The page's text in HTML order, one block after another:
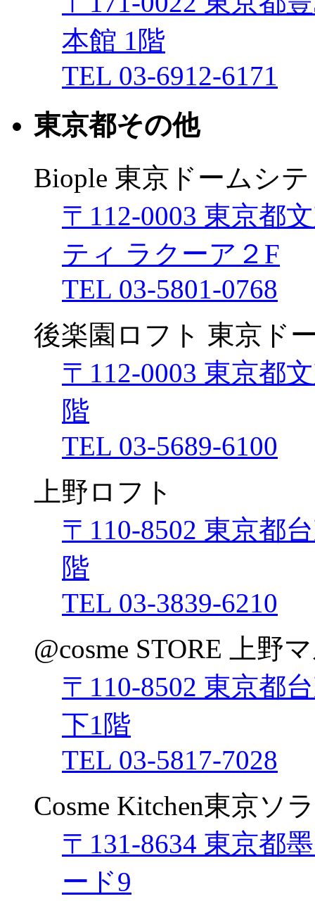
本館 1階
TEL 03-6912-6171
東京都その他
Biople 東京ドームシ
〒112-0003 東京都
ティ ラクーア２F
TEL 03-5801-0768
後楽園ロフト 東京ド
〒112-0003 東京都
階
TEL 03-5689-6100
上野ロフト
〒110-8502 東京都
階
TEL 03-3839-6210
@cosme STORE 上野
〒110-8502 東京都
下1階
TEL 03-5817-7028
Cosme Kitchen東京ソ
〒131-8634 東京都
ード9